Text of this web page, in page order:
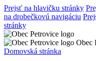
Prejsť na hlavičku stránky
na drobečkovú navigáciu
stránky
Obec
Domovská stránka